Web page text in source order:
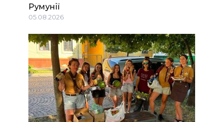
Румунії
05.08.2026